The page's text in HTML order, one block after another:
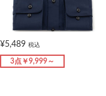
¥5,489 税込
3点￥9,999～